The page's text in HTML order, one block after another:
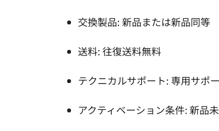
交換製品: 新品または新品同等
送料: 往復送料無料
テクニカルサポート: 専用サポ
アクティベーション条件: 新品